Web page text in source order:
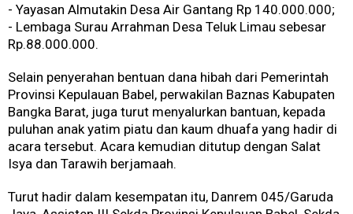
- Yayasan Almutakin Desa Air Gantang Rp 140.000.000;
- Lembaga Surau Arrahman Desa Teluk Limau sebesar
Rp.88.000.000.
Selain penyerahan bentuan dana hibah dari Pemerintah
Provinsi Kepulauan Babel, perwakilan Baznas Kabupaten
Bangka Barat, juga turut menyalurkan bantuan, kepada
puluhan anak yatim piatu dan kaum dhuafa yang hadir di
acara tersebut. Acara kemudian ditutup dengan Salat
Isya dan Tarawih berjamaah.
Turut hadir dalam kesempatan itu, Danrem 045/Garuda